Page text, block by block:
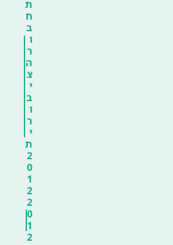
ת
ח
ב
ו
ר
ה
צ
י
ב
ו
ר
י
ת
2
0
1
2
2
0
1
2